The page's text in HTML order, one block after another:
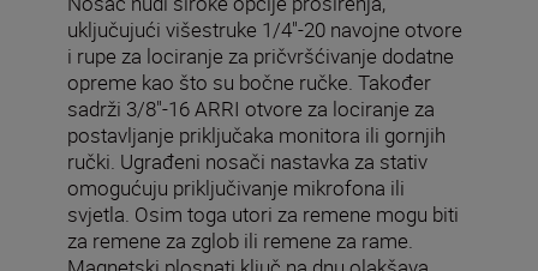
uključujući višestruke 1/4"-20 navojne otvore
i rupe za lociranje za pričvršćivanje dodatne
opreme kao što su bočne ručke. Također
sadrži 3/8"-16 ARRI otvore za lociranje za
postavljanje priključaka monitora ili gornjih
ručki. Ugrađeni nosači nastavka za stativ
omogućuju priključivanje mikrofona ili
svjetla. Osim toga utori za remene mogu biti
za remene za zglob ili remene za rame.